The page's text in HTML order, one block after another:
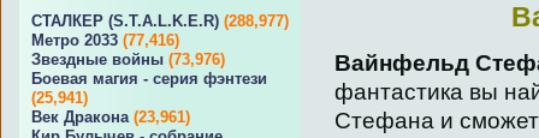
СТАЛКЕР (S.T.A.L.K.E.R) (288,977)
Метро 2033 (77,416)
Звездные войны (73,976)
Боевая магия - серия фэнтези
(25,941)
Век Дракона (23,961)
Вайнфельд
фантастика вы
Стефана и